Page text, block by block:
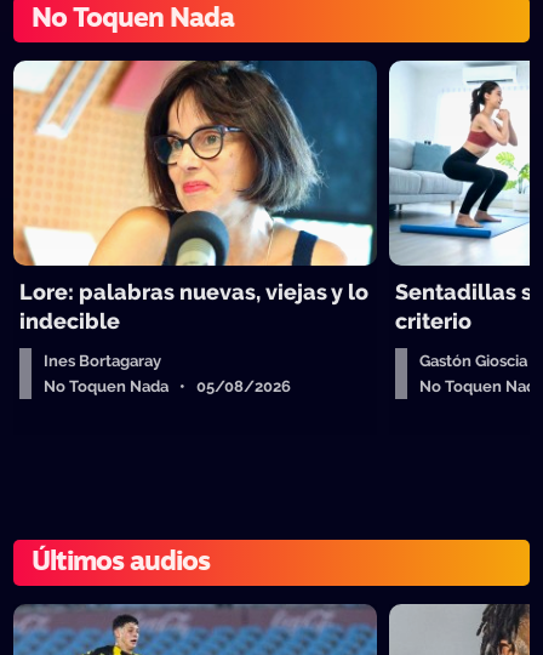
No Toquen Nada
Lore: palabras nuevas, viejas y lo
indecible
Ines Bortagaray
No Toquen Nada • 05/08/2026
Sentadillas
criterio
Gastón Gioscia
No Toquen
Últimos audios